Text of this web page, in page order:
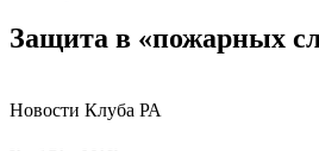
Защита в «пожарных
Новости Клуба РА